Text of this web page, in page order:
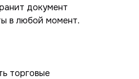
документ
в любой момент.
торговые